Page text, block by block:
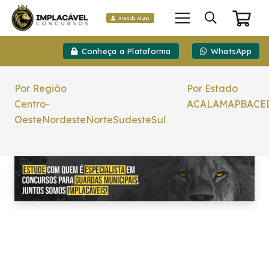
Área do Aluno
Conheça a Plataforma WhatsApp
Por Região
Centro-
OesteNordesteNorteSudesteSul
Por Estado
ACALAMAPBACE